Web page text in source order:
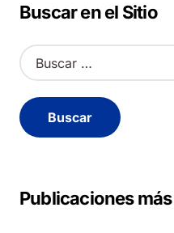
Buscar en el Sitio
B
u
c
a
Publicaciones